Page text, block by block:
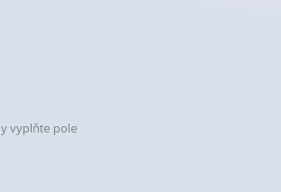
vyplňte pole